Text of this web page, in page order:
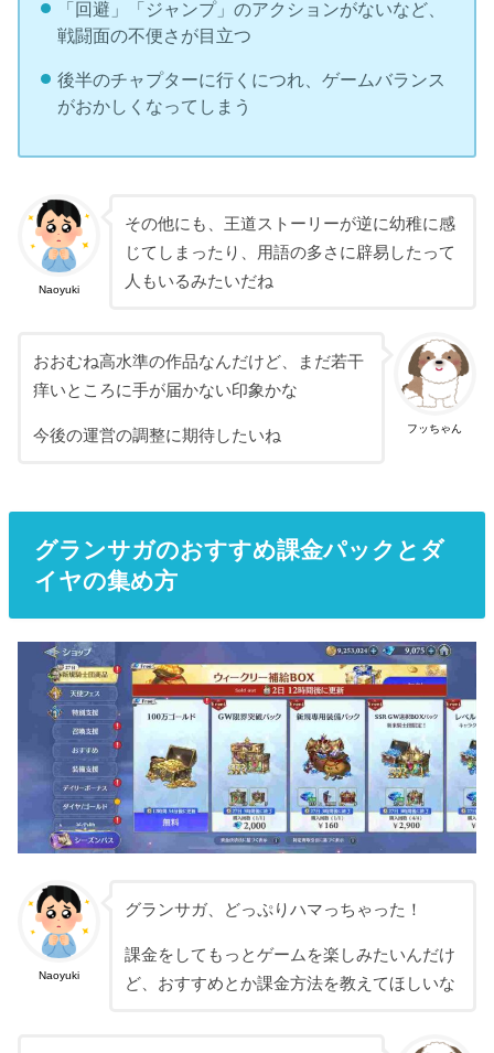
「回避」「ジャンプ」のアクションがないなど、
戦闘面の不便さが目立つ
後半のチャプターに行くにつれ、ゲームバランス
がおかしくなってしまう
Naoyuki
その他にも、王道ストーリーが逆に幼稚に感
じてしまったり、用語の多さに辟易したって
人もいるみたいだね
フッちゃん
おおむね高水準の作品なんだけど、まだ若干
痒いところに手が届かない印象かな
今後の運営の調整に期待したいね
グランサガのおすすめ課金パックとダ
イヤの集め方
Naoyuki
グランサガ、どっぷりハマっちゃった！
課金をしてもっとゲームを楽しみたいんだけ
ど、おすすめとか課金方法を教えてほしいな